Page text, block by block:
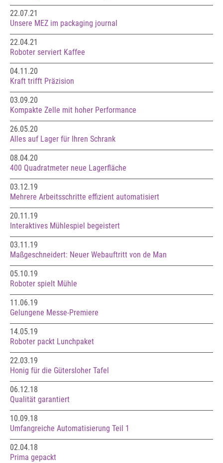
22.07.21
Unsere MEZ im packaging journal
22.04.21
Roboter serviert Kaffee
04.11.20
Kraft trifft Präzision
03.09.20
Kompakte Zelle mit hoher Performance
26.05.20
Alles auf Lager für Ihren Schrank
08.04.20
400 Quadratmeter neue Lagerfläche
03.12.19
Mehrere Arbeitsschritte effizient automatisiert
20.11.19
Interaktives Mühlespiel begeistert
03.11.19
Maßgeschneidert: Neuer Webauftritt von de Man
05.10.19
Roboter spielt Mühle
11.06.19
Gelungene Messe-Premiere
14.05.19
Roboter packt Lunchpaket
22.03.19
Honig für die Gütersloher Tafel
06.12.18
Qualität garantiert
10.09.18
Umfangreiche Automatisierung Teil 1
02.04.18
Prima gepackt